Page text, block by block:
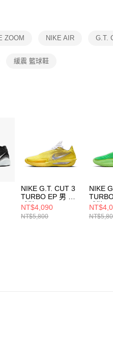
１．透過由恩沛科技股份有限公
交易，需依本服務之必要範圍內
２．關於個人資料處理事宜，請
形，恩沛科技股份有限公司將有
ZOOM NIKE AIR G.T.
緩震 籃球鞋
NIKE G.T. CUT 3
TURBO EP 男 籃
球鞋 HV9919500
NT$4,090
NT$5,800
NIKE
球鞋